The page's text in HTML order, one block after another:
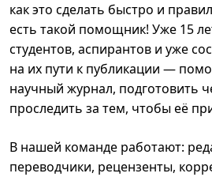
как это сделать быстро и
есть такой помощник! Уже 15
студентов, аспирантов и уже
на их пути к публикации —
научный журнал, подготовить
проследить за тем, чтобы её
В нашей команде работают:
переводчики, рецензенты,